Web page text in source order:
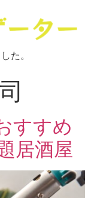
た。
すすめ
居酒屋